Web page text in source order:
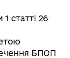
статті 26
БПОП